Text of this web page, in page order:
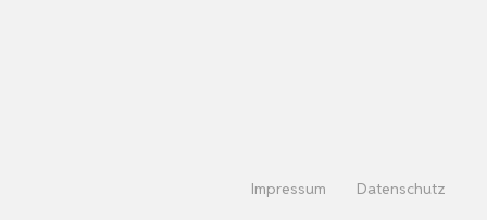
Impressum Datenschutz